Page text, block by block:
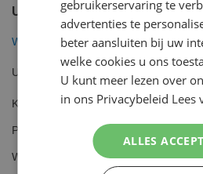
U plaatst een review over:
Wilkinson Scheerschuim Sensitive
Uw waardering
Kwaliteit
star
stars
stars
stars
stars
Prijs
star
stars
stars
stars
stars
Waarde
gebruikerservaring te
advertenties te
beter aansluiten bij uw
welke cookies u ons
U kunt meer lezen over
in ons Privacybeleid Lees
ALLES